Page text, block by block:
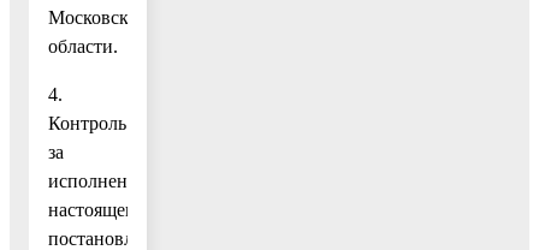
Московской
области.
4.
Контроль
за
исполнением
настоящего
постановления